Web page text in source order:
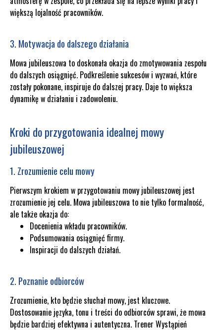
większą lojalność pracowników.
3. Motywacja do dalszego działania
Mowa jubileuszowa to doskonała okazja do zmotywowania zespołu
do dalszych osiągnięć. Podkreślenie sukcesów i wyzwań, które
zostały pokonane, inspiruje do dalszej pracy. Daje to większa
dynamikę w działaniu i zadowoleniu.
Kroki do przygotowania idealnej mowy
jubileuszowej
1. Zrozumienie celu mowy
Pierwszym krokiem w przygotowaniu mowy jubileuszowej jest
zrozumienie jej celu. Mowa jubileuszowa to nie tylko formalność,
ale także okazja do:
Docenienia wkładu pracowników.
Podsumowania osiągnięć firmy.
Inspiracji do dalszych działań.
2. Poznanie odbiorców
Zrozumienie, kto będzie słuchał mowy, jest kluczowe.
Dostosowanie języka, tonu i treści do odbiorców sprawi, że mowa
będzie bardziej efektywna i autentyczna. Trener Wystąpień